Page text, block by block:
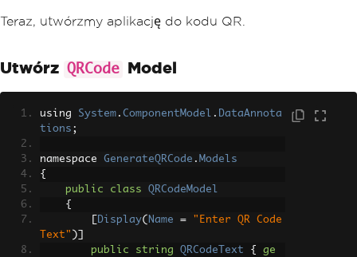
Teraz, utwórzmy aplikację do kodu QR.
Utwórz QRCode Model
using System . ComponentModel . DataAnnota
tions ;
namespace GenerateQRCode . Models
{
public
class
QRCodeModel
{
Display( Name =
"Enter QR Code
Text" )]
public
string QRCodeText {
ge